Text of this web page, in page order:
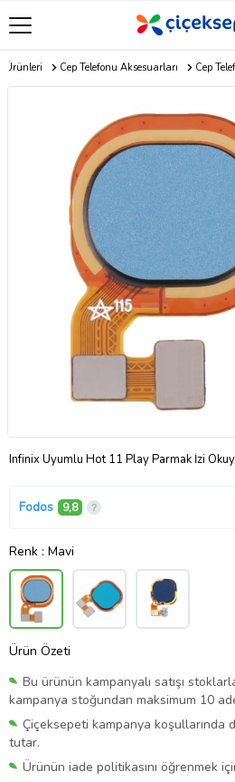
Ürünleri Cep Telefonu Aksesuarları Cep
Infinix Uyumlu Hot 11 Play Parmak İzi
Fodos 9,8
Renk : Mavi
Ürün Özeti
Bu ürünün kampanyalı satışı
kampanya stoğundan maksimum 10
Çiçeksepeti kampanya koşullarında
tutar.
Ürünün iade politikasını öğrenmek